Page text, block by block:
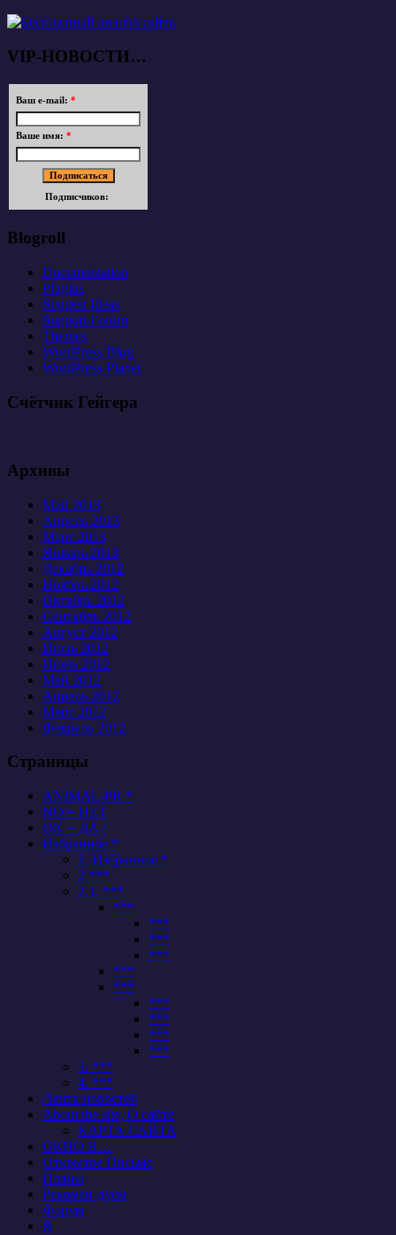
VIP-НОВОСТИ…
Ваш e-mail: *
Ваше имя: *
Подписчиков:
Blogroll
Documentation
Plugins
Suggest Ideas
Support Forum
Themes
WordPress Blog
WordPress Planet
Счётчик Гейгера
Архивы
Май 2013
Апрель 2013
Март 2013
Январь 2013
Декабрь 2012
Ноябрь 2012
Октябрь 2012
Сентябрь 2012
Август 2012
Июль 2012
Июнь 2012
Май 2012
Апрель 2012
Март 2012
Февраль 2012
Страницы
ANIMAL-PR *
NO = НЕТ
OK = ДА /
Избранное *
1. Избранное *
2 ***
2.1. ***
***
***
***
***
***
***
***
***
***
***
3. ***
4. ***
Лента новостей
About the site, О сайте
КАРТА САЙТА
ОКНО В…
Открытое Письмо
Планы
Рекомен-дуем
Форум
Я